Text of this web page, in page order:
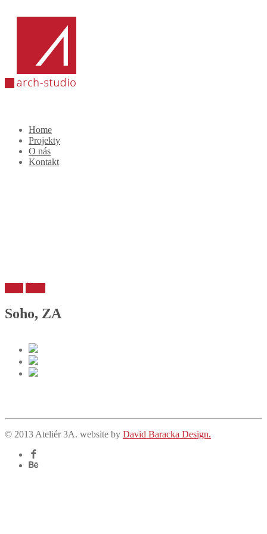
Home
Projekty
O nás
Kontakt
Soho, ZA
© 2013 Ateliér 3A. website by David Baracka Design.